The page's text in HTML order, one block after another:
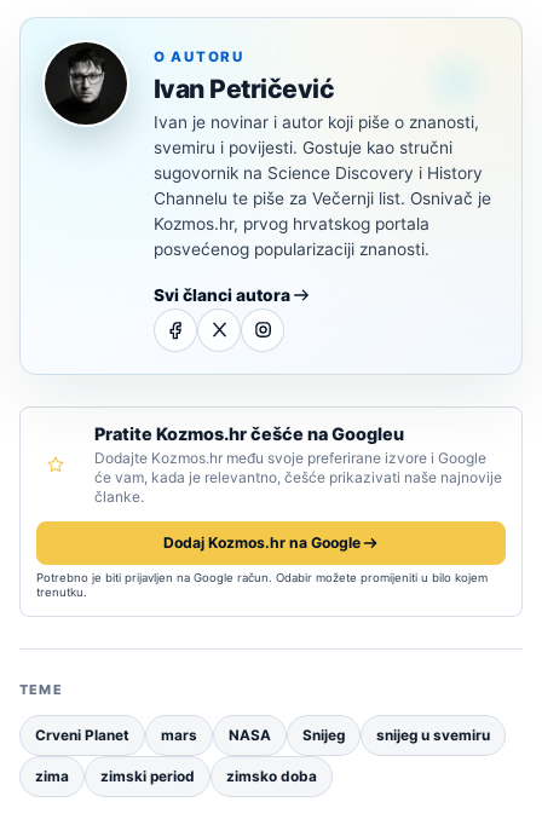
O AUTORU
Ivan Petričević
Ivan je novinar i autor koji piše o znanosti,
svemiru i povijesti. Gostuje kao stručni
sugovornik na Science Discovery i History
Channelu te piše za Večernji list. Osnivač je
Kozmos.hr, prvog hrvatskog portala
posvećenog popularizaciji znanosti.
Svi članci autora
Pratite Kozmos.hr češće na Googleu
Dodajte Kozmos.hr među svoje preferirane izvore i Google
će vam, kada je relevantno, češće prikazivati naše najnovije
članke.
Dodaj Kozmos.hr na Google
Potrebno je biti prijavljen na Google račun. Odabir možete promijeniti u bilo kojem
trenutku.
TEME
Crveni Planet mars NASA Snijeg snijeg u svemiru
zima zimski period zimsko doba